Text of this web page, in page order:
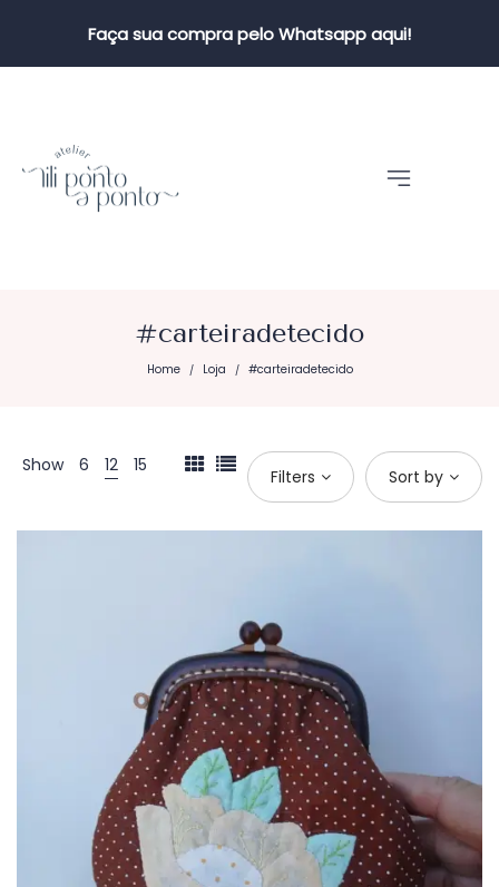
Faça sua compra pelo Whatsapp aqui!
#carteiradetecido
Home / Loja / #carteiradetecido
Show 6 12 15
Filters Sort by